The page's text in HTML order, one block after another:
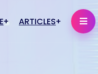
ARTICLES